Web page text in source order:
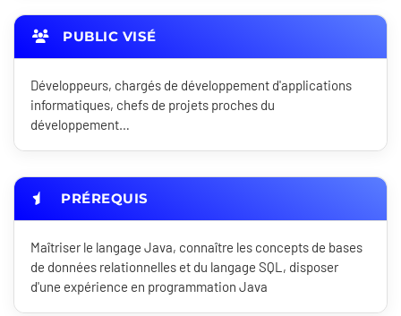
PUBLIC VISÉ
Développeurs, chargés de développement d'applications
informatiques, chefs de projets proches du
développement…
PRÉREQUIS
Maîtriser le langage Java, connaître les concepts de bases
de données relationnelles et du langage SQL, disposer
d'une expérience en programmation Java